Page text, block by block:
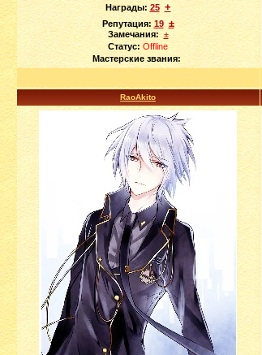
Награды: 25 +
Репутация: 19 ±
Замечания: ±
Статус: Offline
Мастерские звания:
RaoAkito